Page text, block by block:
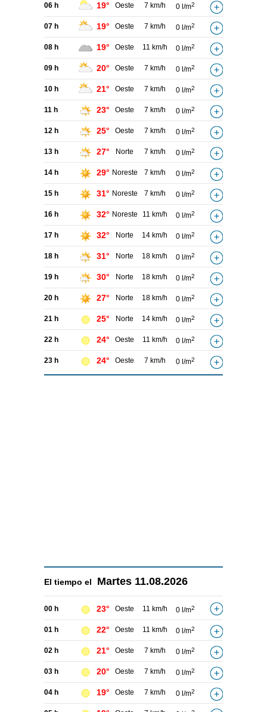
06 h 19° Oeste 7 km/h 0 l/m2
07 h 19° Oeste 7 km/h 0 l/m2
08 h 19° Oeste 11 km/h 0 l/m2
09 h 20° Oeste 7 km/h 0 l/m2
10 h 21° Oeste 7 km/h 0 l/m2
11 h 23° Oeste 7 km/h 0 l/m2
12 h 25° Oeste 7 km/h 0 l/m2
13 h 27° Norte 7 km/h 0 l/m2
14 h 29° Noreste 7 km/h 0 l/m2
15 h 31° Noreste 7 km/h 0 l/m2
16 h 32° Noreste 11 km/h 0 l/m2
17 h 32° Norte 14 km/h 0 l/m2
18 h 31° Norte 18 km/h 0 l/m2
19 h 30° Norte 18 km/h 0 l/m2
20 h 27° Norte 18 km/h 0 l/m2
21 h 25° Norte 14 km/h 0 l/m2
22 h 24° Oeste 11 km/h 0 l/m2
23 h 24° Oeste 7 km/h 0 l/m2
El tiempo el Martes 11.08.2026
00 h 23° Oeste 11 km/h 0 l/m2
01 h 22° Oeste 11 km/h 0 l/m2
02 h 21° Oeste 7 km/h 0 l/m2
03 h 20° Oeste 7 km/h 0 l/m2
04 h 19° Oeste 7 km/h 0 l/m2